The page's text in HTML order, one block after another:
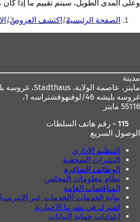
وعلى المدى الطويل، سيتم تقييم ما إذا
أنت الصفحة الرئيسية اكتشف العروض
مدينة
ماينز، عاصمة الولاية،
غروسه بليشه 46/لوفنهوفشتراسه 1،
55116 ماينز
115 - رقم هاتف السلطات
الوصول السريع
التنظيم الإداري
النشرات الصحفية
الوظائف الشاغرة
نظام معلومات المجلس
المناقصات العامة
بوابة الخدمات (الخدمات عبر الإنترنت)
اشترك في نشرتنا الإخبارية
إعدادات حماية البيانات